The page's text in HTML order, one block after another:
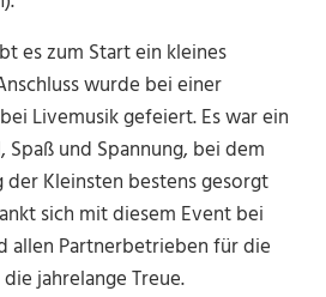
es zum Start ein kleines
wurde bei einer
Livemusik gefeiert. Es war ein
und Spannung, bei dem
Kleinsten bestens gesorgt
sich mit diesem Event bei
allen Partnerbetrieben für die
jahrelange Treue.